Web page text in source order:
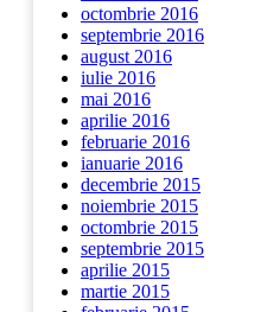
octombrie 2016
septembrie 2016
august 2016
iulie 2016
mai 2016
aprilie 2016
februarie 2016
ianuarie 2016
decembrie 2015
noiembrie 2015
octombrie 2015
septembrie 2015
aprilie 2015
martie 2015